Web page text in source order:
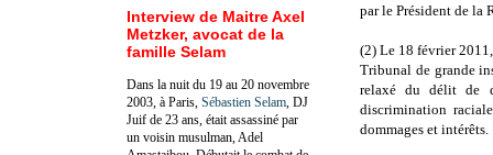
par le Président de la
(2) Le 18 février
Tribunal de grande
relaxé du délit de
discrimination
dommages et intérêts.
Interview de Maitre Axel
Metzker, avocat de la
famille Selam
Dans la nuit du 19 au 20 novembre
2003, à Paris, Sébastien Selam , DJ
Juif de 23 ans, était assassiné par
un voisin musulman, Adel